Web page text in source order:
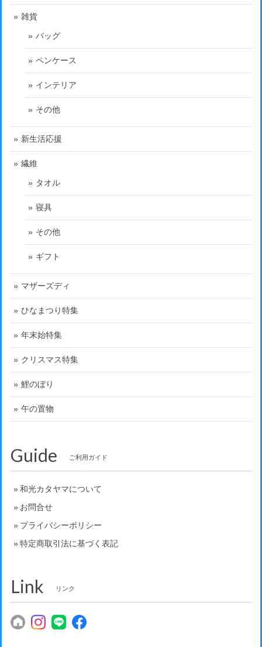
雑貨
バッグ
ペンケース
インテリア
その他
新生活応援
繊維
タオル
寝具
その他
ギフト
マザーズディ
ひなまつり特集
年末始特集
クリスマス特集
鯉のぼり
午の置物
Guide ご利用ガイド
和光カタヤマについて
お問合せ
プライバシーポリシー
特定商取引法に基づく表記
Link リンク